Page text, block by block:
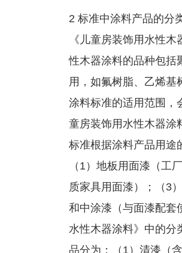
2 标准中涂料产品的分
《儿童房装饰用水性
性木器涂料的品种包括
用，如氟树脂、乙烯基
涂料标准的适用范围，
童房装饰用水性木器涂
标准根据涂料产品用途
（1）地板用面漆（工
质家具用面漆）；（3
和中涂漆（与面漆配套
水性木器涂料》中的分
品分为：（1）清漆（